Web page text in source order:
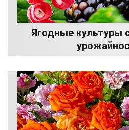
Ягодные культуры